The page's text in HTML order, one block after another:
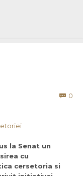
 0
la Senat un
cu
cersetoria si